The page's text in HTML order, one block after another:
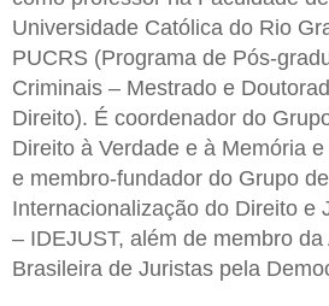
Universidade Católica do Rio
PUCRS (Programa de Pós-
Criminais – Mestrado e
Direito). É coordenador do
Direito à Verdade e à Memória
e membro-fundador do Grupo
Internacionalização do Direito e
– IDEJUST, além de membro
Brasileira de Juristas pela